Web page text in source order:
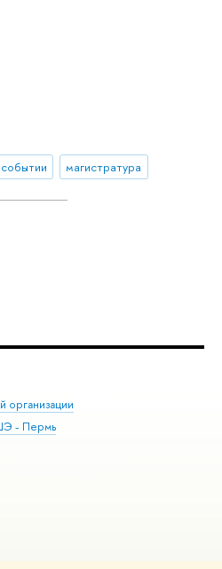
магистратура
организации
- Пермь